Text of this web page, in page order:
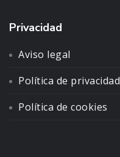
Privacidad
Aviso legal
Política de privacidad
Política de cookies